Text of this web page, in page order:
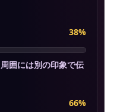
38%
囲には別の印象で伝
66%